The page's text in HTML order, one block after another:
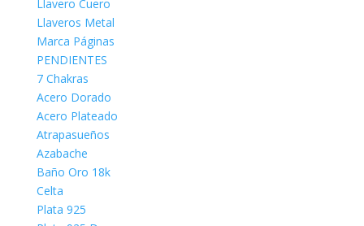
Llavero Cuero
Llaveros Metal
Marca Páginas
PENDIENTES
7 Chakras
Acero Dorado
Acero Plateado
Atrapasueños
Azabache
Baño Oro 18k
Celta
Plata 925